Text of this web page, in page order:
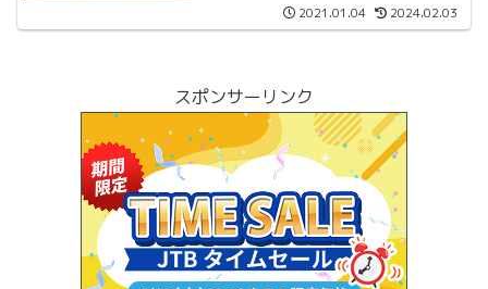
2021.01.04 2024.02.03
スポンサーリンク